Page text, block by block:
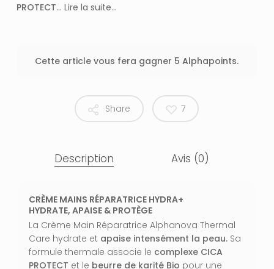
PROTECT... Lire la suite...
Cette article vous fera gagner 5 Alphapoints.
Share 7
Description Avis (0)
CRÈME MAINS RÉPARATRICE HYDRA+
HYDRATE, APAISE & PROTÈGE
La Crème Main Réparatrice Alphanova Thermal
Care hydrate et apaise intensément la peau.Sa
formule thermale associe le complexe CICA
PROTECT et le beurre de karité Bio pour une